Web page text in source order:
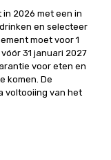
2026 met een in
en selecteer
moet voor 1
31 januari 2027
voor eten en
komen. De
voltooiing van het